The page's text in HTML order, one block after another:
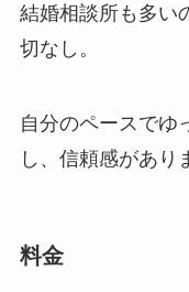
結婚相談所も多い
切なし。
自分のペースでゆ
し、信頼感があり
料金